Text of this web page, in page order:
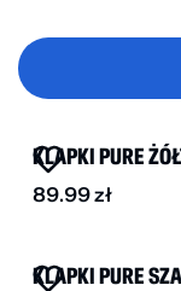
NOWOŚĆ
KLAPKI PURE
89.99zł
KLAPKI PURE